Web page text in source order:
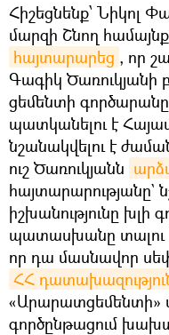
Հիշեցնենք՝ Նիկոլ
մարզի Շնող
հայտարարեց , որ
Գագիկ Ծառուկյանի
ցեմենտի
պատկանելու է
նշանակվելու է
ուշ Ծառուկյանն
հայտարարությանը`
իշխանությունը խլի
պատասխանը տալու
որ դա մասնավոր
ՀՀ
«Արարատցեմենտի»
գործընթացում